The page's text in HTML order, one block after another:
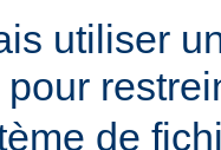
utiliser
pour
de